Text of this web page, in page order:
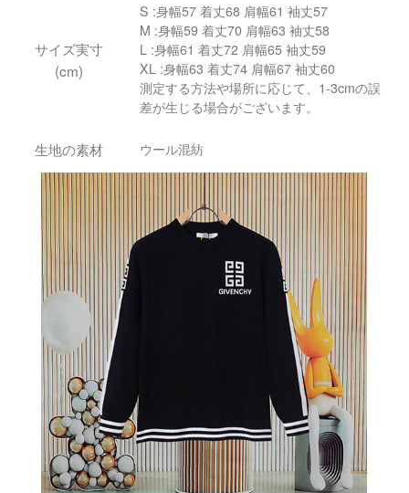
サイズ実寸
(cm)
S :身幅57 着丈68 肩幅61 袖丈57
M :身幅59 着丈70 肩幅63 袖丈58
L :身幅61 着丈72 肩幅65 袖丈59
XL :身幅63 着丈74 肩幅67 袖丈60
測定する方法や場所に応じて、1-3cmの誤
差が生じる場合がございます。
生地の素材 ウール混紡